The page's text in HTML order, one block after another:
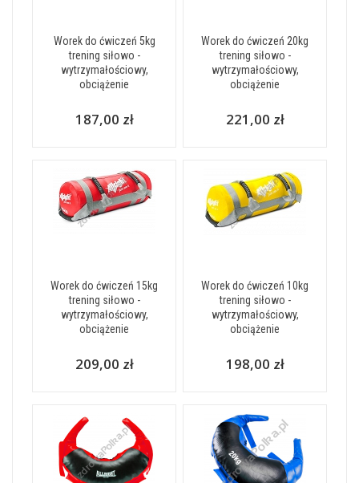
Worek do ćwiczeń 5kg
trening siłowo -
wytrzymałościowy,
obciążenie
187,00 zł
Worek do ćwiczeń 20kg
trening siłowo -
wytrzymałościowy,
obciążenie
221,00 zł
Worek do ćwiczeń 15kg
trening siłowo -
wytrzymałościowy,
obciążenie
209,00 zł
Worek do ćwiczeń 10kg
trening siłowo -
wytrzymałościowy,
obciążenie
198,00 zł